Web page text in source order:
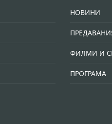
НОВИНИ
ФИЛМИ И
ПРОГРАМА